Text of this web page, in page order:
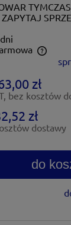
ewentualnych
zł
bez kosztów
zł
dostawy
do